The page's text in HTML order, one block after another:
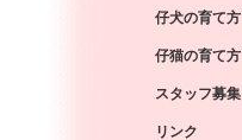
仔犬の育て方
仔猫の育て方
スタッフ募集
リンク